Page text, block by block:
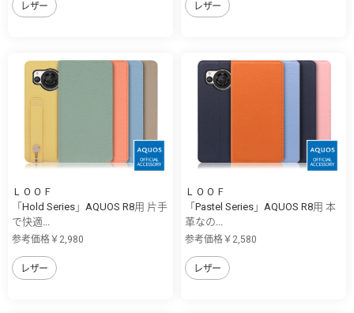
レザー レザー
ＬＯＯＦ
「Hold Series」AQUOS R8用 片手
で快適...
参考価格￥2,980
レザー
ＬＯＯＦ
「Pastel Series」AQUOS R8用 本
革なの...
参考価格￥2,580
レザー